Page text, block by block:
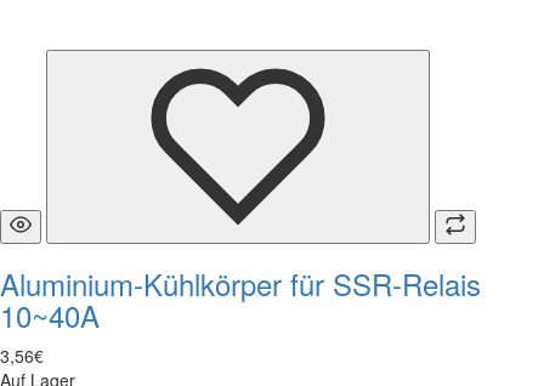
Aluminium-Kühlkörper für SSR-Relais
10~40A
3,56€
Auf Lager